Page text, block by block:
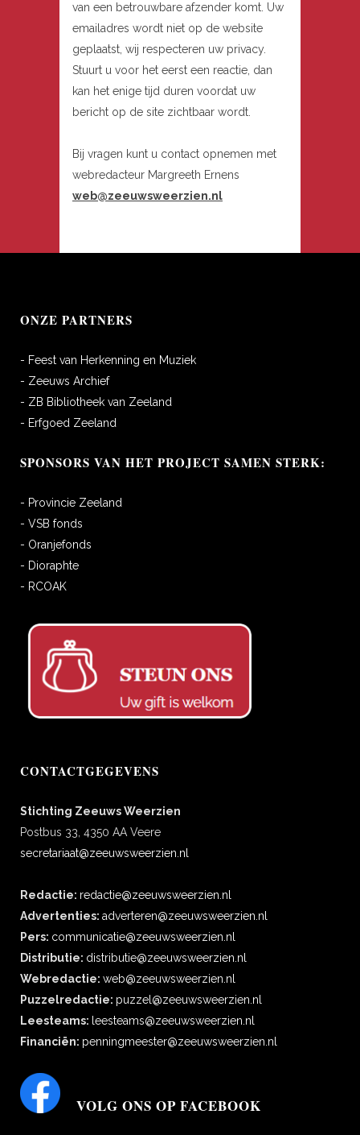
van een betrouwbare afzender komt. Uw
emailadres wordt niet op de website
geplaatst, wij respecteren uw privacy.
Stuurt u voor het eerst een reactie, dan
kan het enige tijd duren voordat uw
bericht op de site zichtbaar wordt.
Bij vragen kunt u contact opnemen met
webredacteur Margreeth Ernens
web@zeeuwsweerzien.nl
ONZE PARTNERS
- Feest van Herkenning en Muziek
- Zeeuws Archief
- ZB Bibliotheek van Zeeland
- Erfgoed Zeeland
SPONSORS VAN HET PROJECT SAMEN STERK:
- Provincie Zeeland
- VSB fonds
- Oranjefonds
- Dioraphte
- RCOAK
CONTACTGEGEVENS
Stichting Zeeuws Weerzien
Postbus 33, 4350 AA Veere
secretariaat@zeeuwsweerzien.nl
Redactie: redactie@zeeuwsweerzien.nl
Advertenties: adverteren@zeeuwsweerzien.nl
Pers: communicatie@zeeuwsweerzien.nl
Distributie: distributie@zeeuwsweerzien.nl
Webredactie: web@zeeuwsweerzien.nl
Puzzelredactie: puzzel@zeeuwsweerzien.nl
Leesteams: leesteams@zeeuwsweerzien.nl
Financiën: penningmeester@zeeuwsweerzien.nl
VOLG ONS OP FACEBOOK